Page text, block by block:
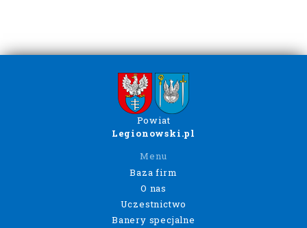
Powiat
Legionowski.pl
Menu
Baza firm
O nas
Uczestnictwo
Banery specjalne